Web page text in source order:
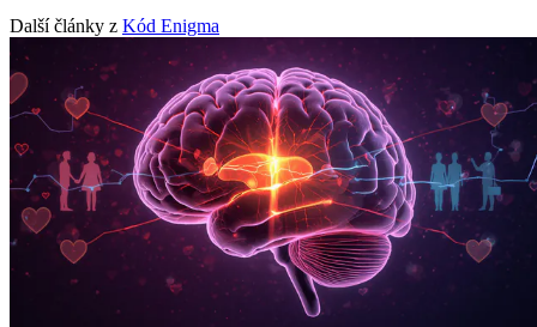
Další články z Kód Enigma